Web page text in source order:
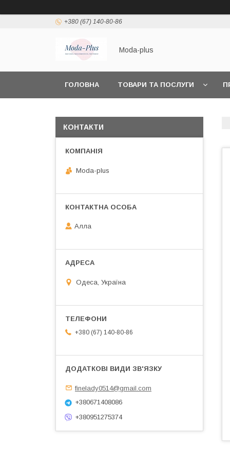
+380 (67) 140-80-86
Moda-plus
ГОЛОВНА ТОВАРИ ТА ПОСЛУГИ
КОНТАКТИ
Moda-plus
Алла
Одеса, Україна
+380 (67) 140-80-86
finelady0514@gmail.com
+380671408086
+380951275374